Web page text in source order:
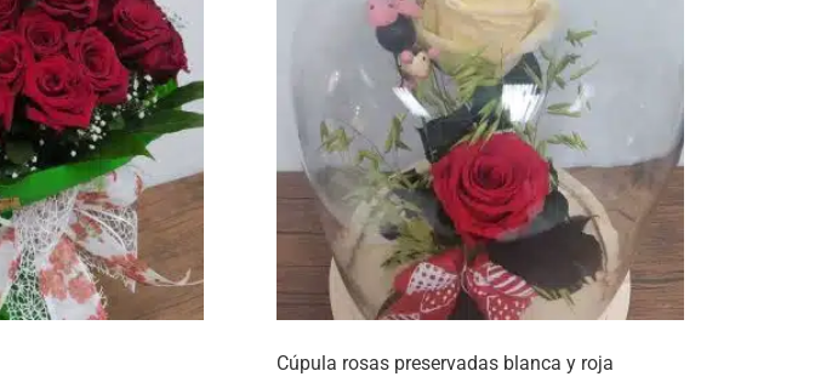
Cúpula rosas preservadas blanca y roja